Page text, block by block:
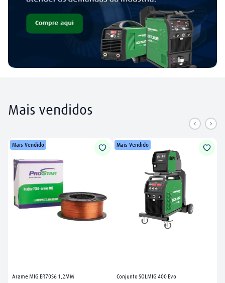
Mais vendidos
Mais Vendido
Arame MIG ER70S6 1,2MM
Mais Vendido
Conjunto SOLMIG 400 Evo